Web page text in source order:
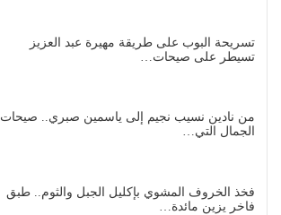
تسريحة البوب على طريقة مهيرة عبد العزيز
تسيطر على صيحات…
من نادين نسيب نجيم إلى ياسمين صبري.. صيحات
الجمال التي…
فخذ الخروف المشوي بإكليل الجبل والثوم.. طبق
فاخر يزين مائدة…